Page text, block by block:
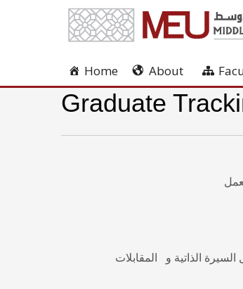
Home About
Graduate